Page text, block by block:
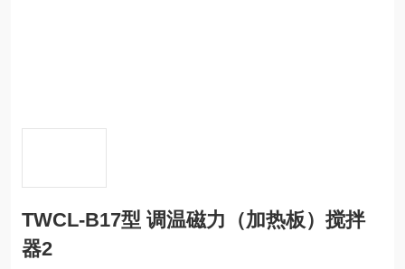
TWCL-B17型 调温磁力（加热板）搅拌
器2